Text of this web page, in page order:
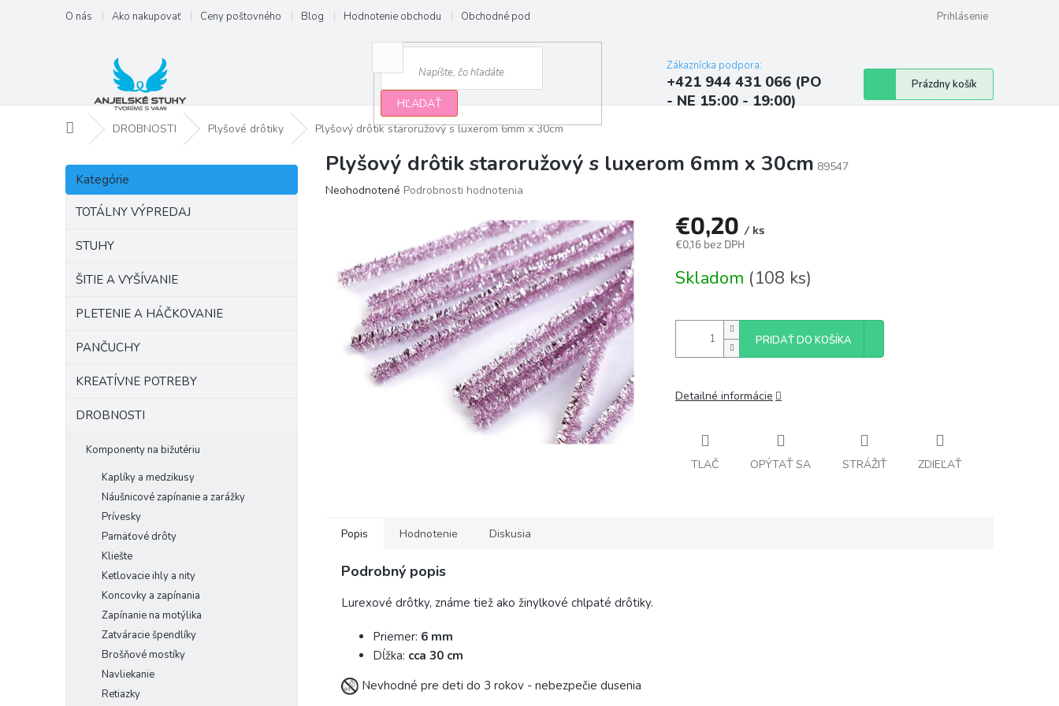
obsah
O nás Ako nakupovať Ceny poštovného Blog Hodnotenie obchodu Obchodné podmienky Najčastejšie otázky a odpovede
Prihlásenie
HĽADAŤ
Zákaznícka podpora:
+421 944 431 066 (PO
- NE 15:00 - 19:00)
Nákupný
košík
Prázdny košík
DomovDROBNOSTI Plyšové drôtiky Plyšový drôtik staroružový s luxerom 6mm x 30cm
B
č
Preskočiť
kategórie
Kategórie
TOTÁLNY VÝPREDAJ
STUHY
ŠITIE A VYŠÍVANIE
PLETENIE A HÁČKOVANIE
PANČUCHY
KREATÍVNE POTREBY
DROBNOSTI
Komponenty na bižutériu
Kaplíky a medzikusy
Náušnicové zapínanie a zarážky
Prívesky
Pamäťové drôty
Kliešte
Ketlovacie ihly a nity
Koncovky a zapínania
Zapínanie na motýlika
Zatváracie špendlíky
Brošňové mostíky
Navliekanie
Retiazky
Plyšový drôtik staroružový s luxerom 6mm x 30cm 89547
Priemerné
hviezdičiek.
Neohodnotené Podrobnosti hodnotenia
€0,20 / ks
€0,16 bez DPH
cena:
Skladom (108 ks)
PRIDAŤ DO KOŠÍKA
Detailné informácie
TLAČ OPÝTAŤ SA STRÁŽIŤ ZDIEĽAŤ
Popis Hodnotenie Diskusia
Podrobný popis
Lurexové drôtky, známe tiež ako žinylkové chlpaté drôtiky.
Priemer: 6 mm
Dĺžka: cca 30 cm
Nevhodné pre deti do 3 rokov - nebezpečie dusenia